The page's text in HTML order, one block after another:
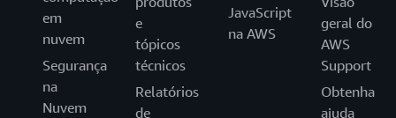
em
nuvem
Segurança
na
Nuvem
e
tópicos
técnicos
Relatórios
de
JavaScript
na AWS
geral do
AWS
Support
Obtenha
ajuda